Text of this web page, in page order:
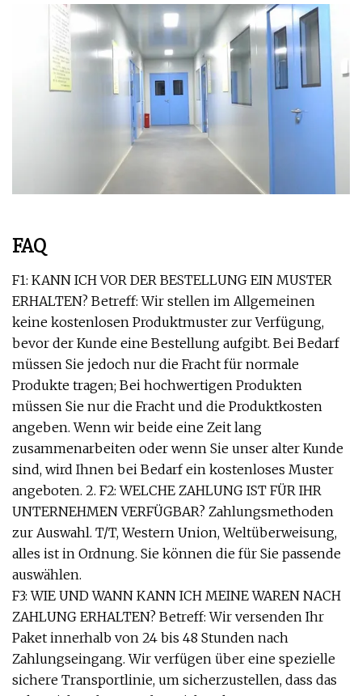
FAQ
F1: KANN ICH VOR DER BESTELLUNG EIN MUSTER
ERHALTEN? Betreff: Wir stellen im Allgemeinen
keine kostenlosen Produktmuster zur Verfügung,
bevor der Kunde eine Bestellung aufgibt. Bei Bedarf
müssen Sie jedoch nur die Fracht für normale
Produkte tragen; Bei hochwertigen Produkten
müssen Sie nur die Fracht und die Produktkosten
angeben. Wenn wir beide eine Zeit lang
zusammenarbeiten oder wenn Sie unser alter Kunde
sind, wird Ihnen bei Bedarf ein kostenloses Muster
angeboten. 2. F2: WELCHE ZAHLUNG IST FÜR IHR
UNTERNEHMEN VERFÜGBAR? Zahlungsmethoden
zur Auswahl. T/T, Western Union, Weltüberweisung,
alles ist in Ordnung. Sie können die für Sie passende
auswählen.
F3: WIE UND WANN KANN ICH MEINE WAREN NACH
ZAHLUNG ERHALTEN? Betreff: Wir versenden Ihr
Paket innerhalb von 24 bis 48 Stunden nach
Zahlungseingang. Wir verfügen über eine spezielle
sichere Transportlinie, um sicherzustellen, dass das